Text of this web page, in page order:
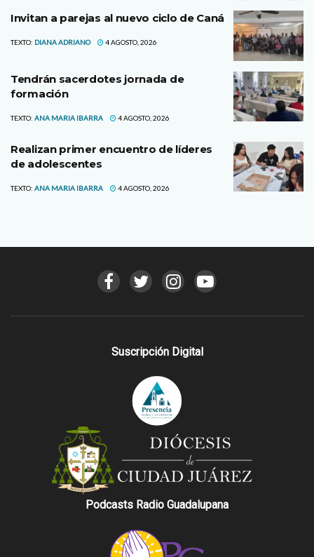
Invitan a parejas al nuevo ciclo de Caná
TEXTO: DIANA ADRIANO 4 AGOSTO, 2026
Tendrán sacerdotes jornada de
formación
TEXTO: ANA MARIA IBARRA 4 AGOSTO, 2026
Realizan primer encuentro de líderes
de adolescentes
TEXTO: ANA MARIA IBARRA 4 AGOSTO, 2026
Suscripción Digital
Podcasts Radio Guadalupana